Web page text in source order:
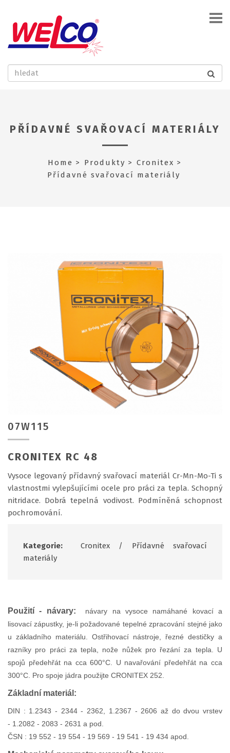
PŘÍDAVNÉ SVAŘOVACÍ MATERIÁLY
Home Produkty
Cronitex
Přídavné svařovací materiály
07W115
CRONITEX RC 48
Vysoce legovaný přídavný svařovací materiál Cr-Mn-Mo-Ti s
vlastnostmi vylepšujícími ocele pro práci za tepla. Schopný
nitridace. Dobrá tepelná vodivost. Podmíněná schopnost
pochromování.
Kategorie: Cronitex/
Přídavné svařovací
materiály
Použití - návary: návary na vysoce namáhané kovací a
lisovací zápustky, je-li požadované tepelné zpracování stejné jako
u základního materiálu. Ostřihovací nástroje, řezné destičky a
razníky pro práci za tepla, nože nůžek pro řezání za tepla. U
spojů předehřát na cca 600°C. U navařování předehřát na cca
300°C. Pro spoje jádra použijte CRONITEX 252.
Základní materiál:
DIN : 1.2343 - 2344 - 2362, 1.2367 - 2606 až do dvou vrstev
- 1.2082 - 2083 - 2631 a pod.
ČSN : 19 552 - 19 554 - 19 569 - 19 541 - 19 434 apod.